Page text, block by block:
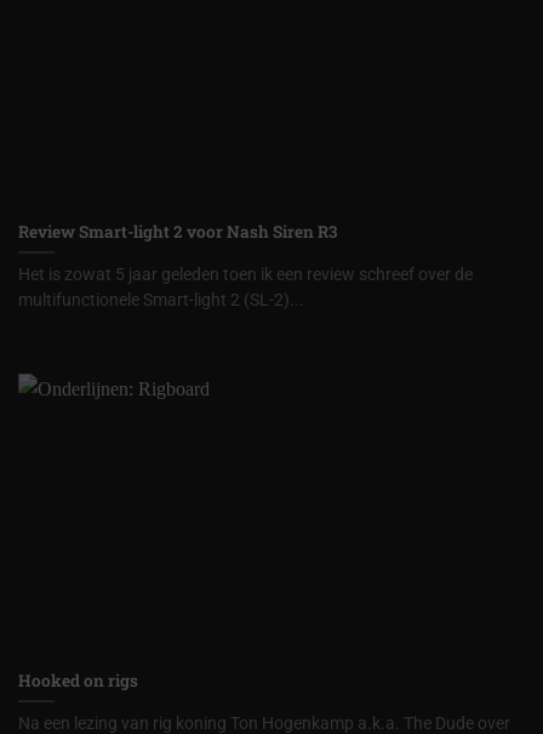
Review Smart-light 2 voor Nash Siren R3
Het is zowat 5 jaar geleden toen ik een review schreef over de
multifunctionele Smart-light 2 (SL-2)...
Hooked on rigs
Na een lezing van rig koning Ton Hogenkamp a.k.a. The Dude over